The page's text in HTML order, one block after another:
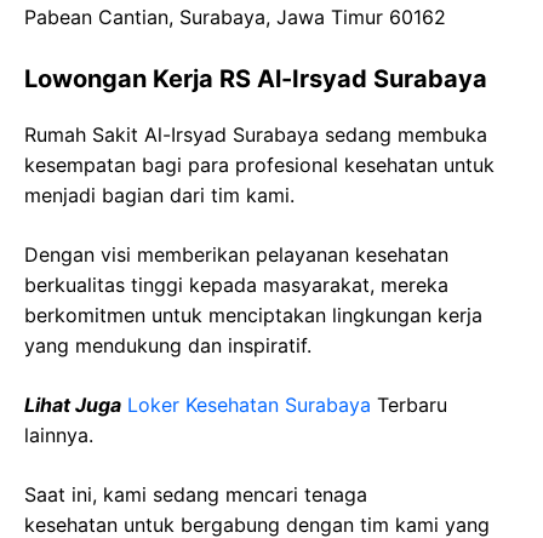
Pabean Cantian, Surabaya, Jawa Timur 60162
Lowongan Kerja RS Al-Irsyad Surabaya
Rumah Sakit Al-Irsyad Surabaya sedang membuka
kesempatan bagi para profesional kesehatan untuk
menjadi bagian dari tim kami.
Dengan visi memberikan pelayanan kesehatan
berkualitas tinggi kepada masyarakat, mereka
berkomitmen untuk menciptakan lingkungan kerja
yang mendukung dan inspiratif.
Lihat Juga Loker Kesehatan Surabaya Terbaru
lainnya.
Saat ini, kami sedang mencari tenaga
kesehatan untuk bergabung dengan tim kami yang